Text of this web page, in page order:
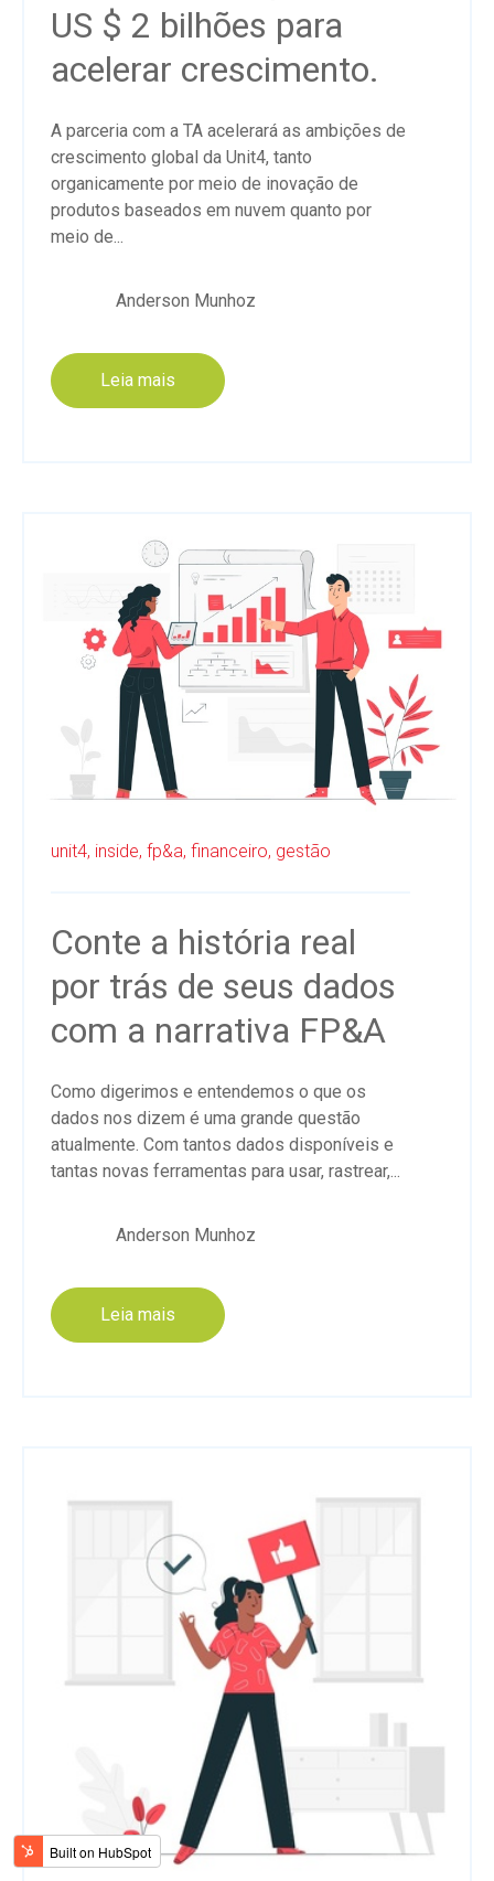
US $ 2 bilhões para
acelerar crescimento.
A parceria com a TA acelerará as ambições de
crescimento global da Unit4, tanto
organicamente por meio de inovação de
produtos baseados em nuvem quanto por
meio de...
Anderson Munhoz
Leia mais
unit4, inside, fp&a, financeiro, gestão
Conte a história real
por trás de seus dados
com a narrativa FP&A
Como digerimos e entendemos o que os
dados nos dizem é uma grande questão
atualmente. Com tantos dados disponíveis e
tantas novas ferramentas para usar, rastrear,...
Anderson Munhoz
Leia mais